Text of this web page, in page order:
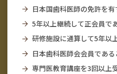
日本国歯科医師の免許を有
5年以上継続して正会員で
研修施設に通算して5年以
日本歯科医師会会員である
専門医教育講座を3回以上